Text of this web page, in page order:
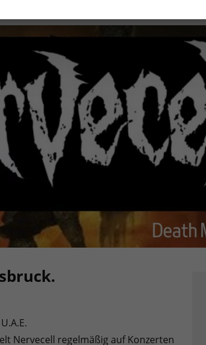
Nervecell regelmäßig auf Konzerten